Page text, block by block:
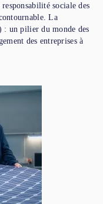
sociale des
La
: un pilier du monde des
des entreprises à